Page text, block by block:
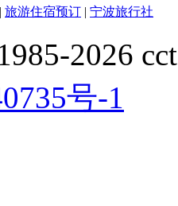
| 旅游住宿预订 | 宁波旅行社
2026
号-1